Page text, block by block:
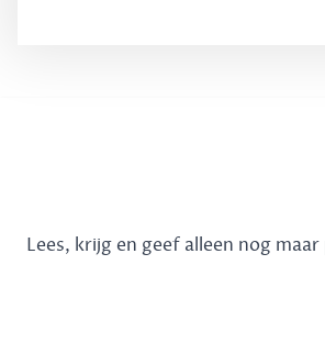
Lees, krijg en geef alleen nog